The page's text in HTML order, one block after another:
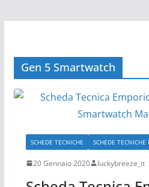
Gen 5 Smartwatch
SCHEDE TECNICHE SCHEDE
20 Gennaio 2020 luckybreeze_it